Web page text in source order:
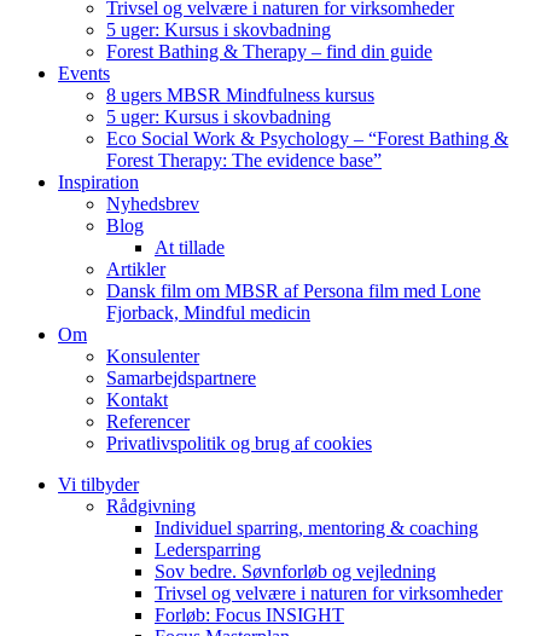
Trivsel og velvære i naturen for virksomheder
5 uger: Kursus i skovbadning
Forest Bathing & Therapy – find din guide
Events
8 ugers MBSR Mindfulness kursus
5 uger: Kursus i skovbadning
Eco Social Work & Psychology – “Forest Bathing &
Forest Therapy: The evidence base”
Inspiration
Nyhedsbrev
Blog
At tillade
Artikler
Dansk film om MBSR af Persona film med Lone
Fjorback, Mindful medicin
Om
Konsulenter
Samarbejdspartnere
Kontakt
Referencer
Privatlivspolitik og brug af cookies
Vi tilbyder
Rådgivning
Individuel sparring, mentoring & coaching
Ledersparring
Sov bedre. Søvnforløb og vejledning
Trivsel og velvære i naturen for virksomheder
Forløb: Focus INSIGHT